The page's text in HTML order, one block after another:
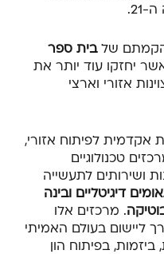
21.
הקמתם שלבית ספר
יחזקו עוד יותר את
אזורי וארצי
אקדמית לפיתוח אזורי,
טכנולוגיים
ושירותים לתעשייה
דיגיטליים ובינה
. מרכזים אלו
ליישום בעולם האמיתי
בפיתוח הון